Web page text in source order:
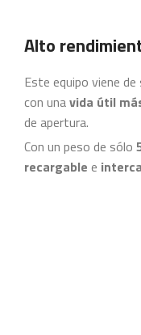
Alto
Este equipo viene
con unavida útil
de apertura.
Con un peso de sólo
recargable e